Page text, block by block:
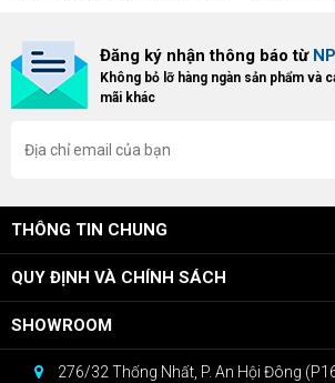
khách hàng sở hữu VGA Radeon
RX 9070 / RX 9070 XT.
dòng ghế
bạn sẽ
Đăng ký nhận thông báo từ
Không bỏ lỡ hàng ngàn sản phẩm và
mãi khác
THÔNG TIN CHUNG
QUY ĐỊNH VÀ CHÍNH SÁCH
SHOWROOM
276/32 Thống Nhất, P. An Hội Đông